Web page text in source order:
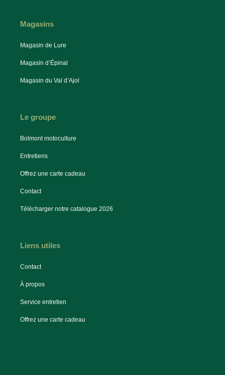
Magasins
Magasin de Lure
Magasin d’Épinal
Magasin du Val d’Ajol
Le groupe
Bolmont motoculture
Entretiens
Offrez une carte cadeau
Contact
Télécharger notre catalogue 2026
Liens utiles
Contact
À propos
Service entretien
Offrez une carte cadeau